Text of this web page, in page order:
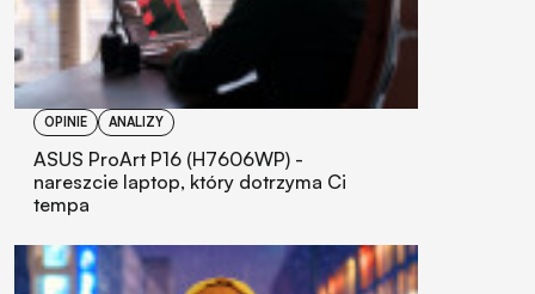
OPINIE ANALIZY
ASUS ProArt P16 (H7606WP) -
nareszcie laptop, który dotrzyma Ci
tempa